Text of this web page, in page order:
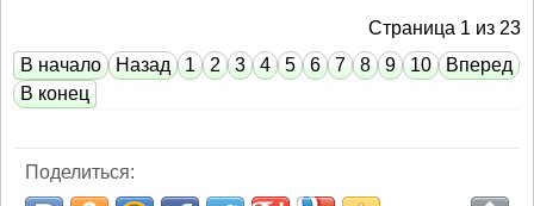
Страница 1 из 23
В начало
Назад 1 2 3 4 5 6 7 8 9 10
Вперед
В конец
Поделиться: